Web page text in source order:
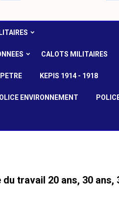
CALOTS MILITAIRES
KEPIS 1914 - 1918
ENVIRONNEMENT
travail 20 ans, 30 ans,